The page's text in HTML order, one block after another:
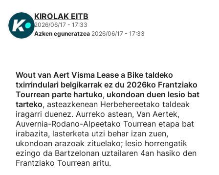
KIROLAK EITB
2026/06/17 - 17:33
Azken eguneratzea 2026/06/17 - 17:33
Wout van Aert Visma Lease a Bike taldeko
txirrindulari belgikarrak ez du 2026ko Frantziako
Tourrean parte hartuko, ukondoan duen lesio bat
tarteko, asteazkenean Herbehereetako taldeak
iragarri duenez. Aurreko astean, Van Aertek,
Auvernia-Rodano-Alpeetako Tourrean etapa bat
irabazita, lasterketa utzi behar izan zuen,
ukondoan arazoak zituelako; lesio horrengatik
ezingo da Bartzelonan uztailaren 4an hasiko den
Frantziako Tourrean aritu.